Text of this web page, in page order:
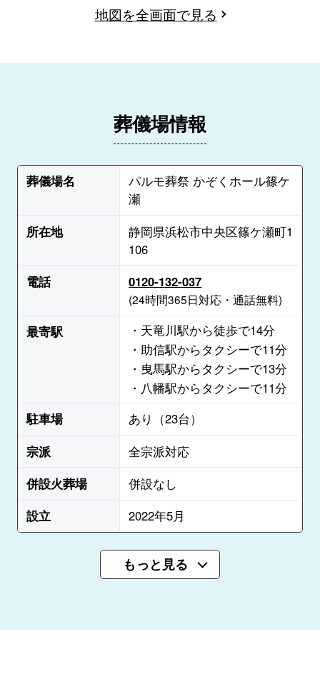
地図を全画面で見る
葬儀場情報
葬儀場名
パルモ葬祭 かぞくホール篠ケ
瀬
所在地
静岡県浜松市中央区篠ケ瀬町1
106
電話
0120-132-037
(24時間365日対応・通話無料)
最寄駅
・天竜川駅から徒歩で14分
・助信駅からタクシーで11分
・曳馬駅からタクシーで13分
・八幡駅からタクシーで11分
駐車場
あり（23台）
宗派
全宗派対応
併設火葬場
併設なし
設立
2022年5月
もっと見る